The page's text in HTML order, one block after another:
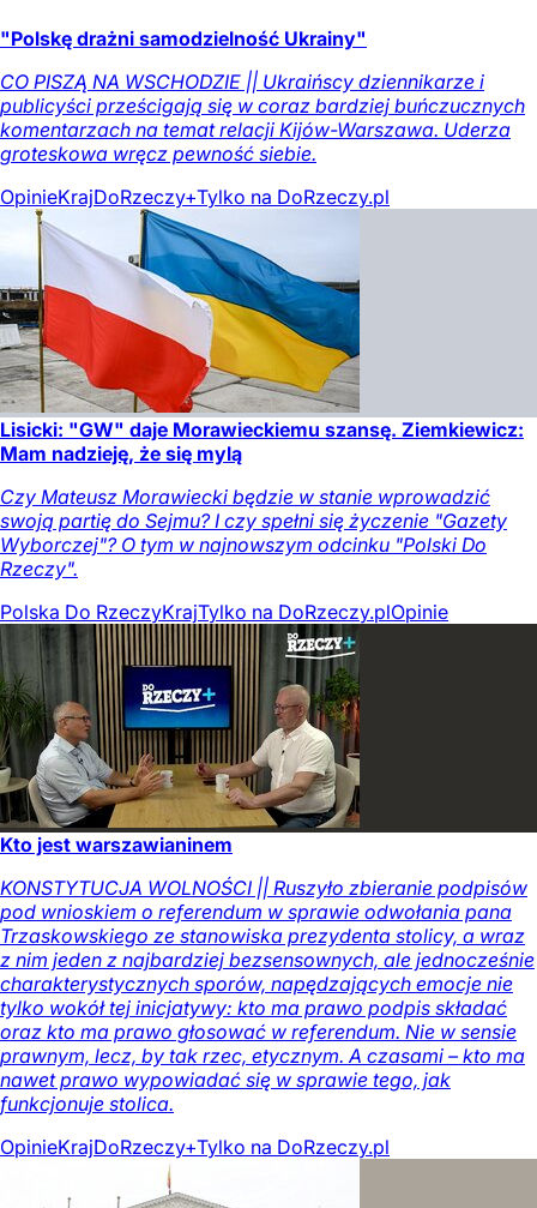
"Polskę drażni samodzielność Ukrainy"
CO PISZĄ NA WSCHODZIE || Ukraińscy dziennikarze i
publicyści prześcigają się w coraz bardziej buńczucznych
komentarzach na temat relacji Kijów-Warszawa. Uderza
groteskowa wręcz pewność siebie.
OpinieKrajDoRzeczy+Tylko na DoRzeczy.pl
Lisicki: "GW" daje Morawieckiemu szansę. Ziemkiewicz:
Mam nadzieję, że się mylą
Czy Mateusz Morawiecki będzie w stanie wprowadzić
swoją partię do Sejmu? I czy spełni się życzenie "Gazety
Wyborczej"? O tym w najnowszym odcinku "Polski Do
Rzeczy".
Polska Do RzeczyKrajTylko na DoRzeczy.plOpinie
Kto jest warszawianinem
KONSTYTUCJA WOLNOŚCI || Ruszyło zbieranie podpisów
pod wnioskiem o referendum w sprawie odwołania pana
Trzaskowskiego ze stanowiska prezydenta stolicy, a wraz
z nim jeden z najbardziej bezsensownych, ale jednocześnie
charakterystycznych sporów, napędzających emocje nie
tylko wokół tej inicjatywy: kto ma prawo podpis składać
oraz kto ma prawo głosować w referendum. Nie w sensie
prawnym, lecz, by tak rzec, etycznym. A czasami – kto ma
nawet prawo wypowiadać się w sprawie tego, jak
funkcjonuje stolica.
OpinieKrajDoRzeczy+Tylko na DoRzeczy.pl